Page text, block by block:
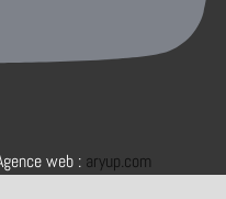
web : aryup.com